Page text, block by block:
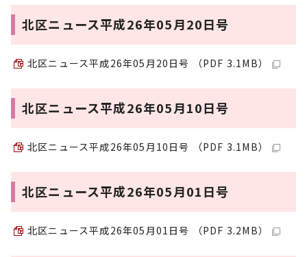
北区ニュース平成26年05月20日号
北区ニュース平成26年05月20日号 （PDF 3.1MB）
北区ニュース平成26年05月10日号
北区ニュース平成26年05月10日号 （PDF 3.1MB）
北区ニュース平成26年05月01日号
北区ニュース平成26年05月01日号 （PDF 3.2MB）